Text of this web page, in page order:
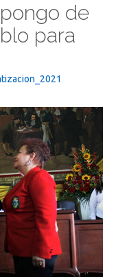
de
para